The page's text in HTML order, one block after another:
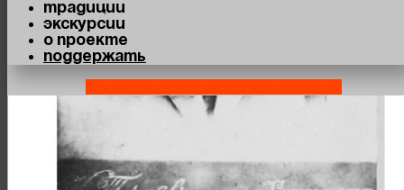
Традиции
Экскурсии
О проекте
Поддержать